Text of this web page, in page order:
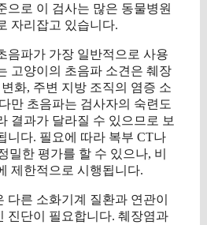
으로 이 검사는 많은 동물병원
자리잡고 있습니다.
음파가 가장 일반적으로 사용
고양이의 초음파 소견은 췌장
화, 주변 지방 조직의 염증 소
만 초음파는 검사자의 숙련도
결과가 달라질 수 있으므로 보
니다. 필요에 따라 복부 CT나
밀한 평가를 할 수 있으나, 비
제한적으로 시행됩니다.
다른 소화기계 질환과 연관이
진단이 필요합니다. 췌장염과